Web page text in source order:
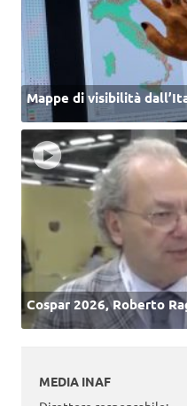
Mappe di visibilità
Cospar 2026, Roberto
MEDIA INAF